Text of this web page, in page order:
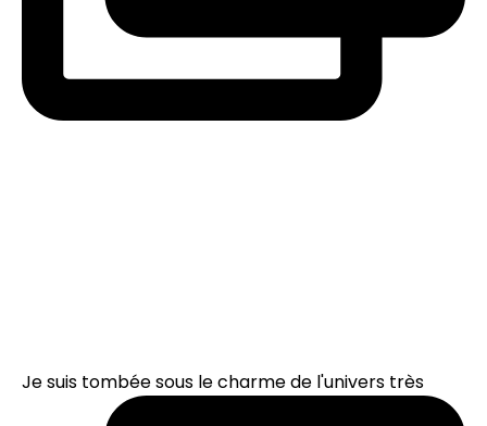
Je suis tombée sous le charme de l'univers très